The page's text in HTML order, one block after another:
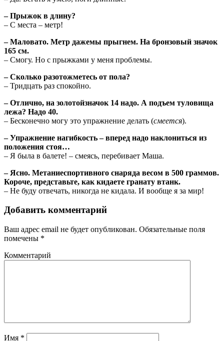
– Прыжок в длину?
– С места – метр!
– Маловато. Метр дажемы прыгнем. На бронзовый значок
165 см.
– Смогу. Но с прыжками у меня проблемы.
– Сколько разотожметесь от пола?
– Тридцать раз спокойно.
– Отлично, на золотойзначок 14 надо. А подъем туловища
лежа? Надо 40.
– Бесконечно могу это упражнение делать (смеется).
– Упражнение нагибкость – вперед надо наклониться из
положения стоя…
– Я была в балете! – смеясь, перебивает Маша.
– Ясно. Метаниеспортивного снаряда весом в 500 граммов.
Короче, представьте, как кидаете гранату втанк.
– Не буду отвечать, никогда не кидала. И вообще я за мир!
Добавить комментарий
Ваш адрес email не будет опубликован. Обязательные поля
помечены *
Комментарий
Имя *